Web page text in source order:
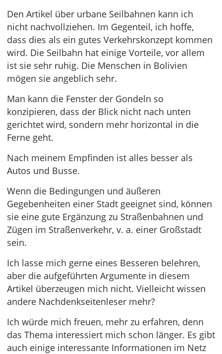
Den Artikel über urbane Seilbahnen kann ich
nicht nachvollziehen. Im Gegenteil, ich hoffe,
dass dies als ein gutes Verkehrskonzept kommen
wird. Die Seilbahn hat einige Vorteile, vor allem
ist sie sehr ruhig. Die Menschen in Bolivien
mögen sie angeblich sehr.
Man kann die Fenster der Gondeln so
konzipieren, dass der Blick nicht nach unten
gerichtet wird, sondern mehr horizontal in die
Ferne geht.
Nach meinem Empfinden ist alles besser als
Autos und Busse.
Wenn die Bedingungen und äußeren
Gegebenheiten einer Stadt geeignet sind, können
sie eine gute Ergänzung zu Straßenbahnen und
Zügen im Straßenverkehr, v. a. einer Großstadt
sein.
Ich lasse mich gerne eines Besseren belehren,
aber die aufgeführten Argumente in diesem
Artikel überzeugen mich nicht. Vielleicht wissen
andere Nachdenkseitenleser mehr?
Ich würde mich freuen, mehr zu erfahren, denn
das Thema interessiert mich schon länger. Es gibt
auch einige interessante Informationen im Netz